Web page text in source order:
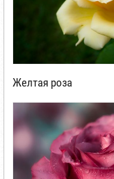
Желтая роза